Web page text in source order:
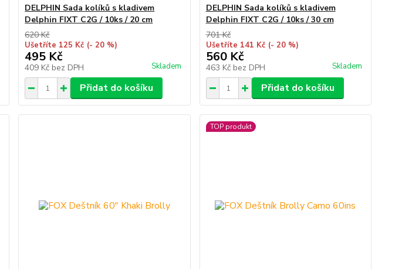
DELPHIN Sada kolíků s kladivem
Delphin FIXT C2G / 10ks / 20 cm
620 Kč
Ušetříte 125 Kč (- 20 %)
495 Kč
409 Kč bez DPH Skladem
Přidat do košíku
DELPHIN Sada kolíků s kladivem
Delphin FIXT C2G / 10ks / 30 cm
701 Kč
Ušetříte 141 Kč (- 20 %)
560 Kč
463 Kč bez DPH Skladem
Přidat do košíku
TOP produkt